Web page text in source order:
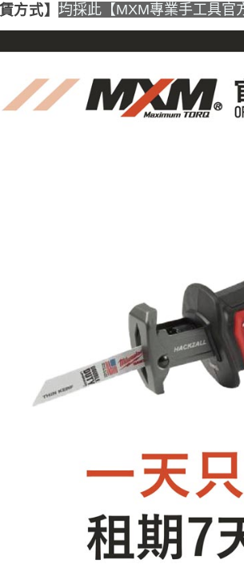
方式】均採此【MXM專業手工具官